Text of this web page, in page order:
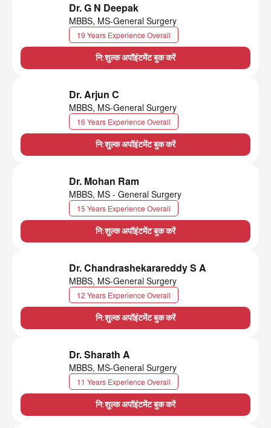
Dr. G N Deepak
MBBS, MS-General Surgery
19 Years Experience Overall
नि:शुल्क अपॉइंटमेंट बुक करें
Dr. Arjun C
MBBS, MS-General Surgery
16 Years Experience Overall
नि:शुल्क अपॉइंटमेंट बुक करें
Dr. Mohan Ram
MBBS, MS - General Surgery
15 Years Experience Overall
नि:शुल्क अपॉइंटमेंट बुक करें
Dr. Chandrashekarareddy S A
MBBS, MS-General Surgery
12 Years Experience Overall
नि:शुल्क अपॉइंटमेंट बुक करें
Dr. Sharath A
MBBS, MS-General Surgery
11 Years Experience Overall
नि:शुल्क अपॉइंटमेंट बुक करें